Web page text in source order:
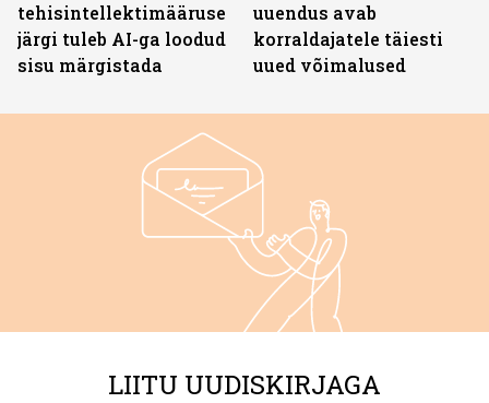
tehisintellektimääruse
järgi tuleb AI-ga loodud
sisu märgistada
uuendus avab
korraldajatele täiesti
uued võimalused
LIITU UUDISKIRJAGA